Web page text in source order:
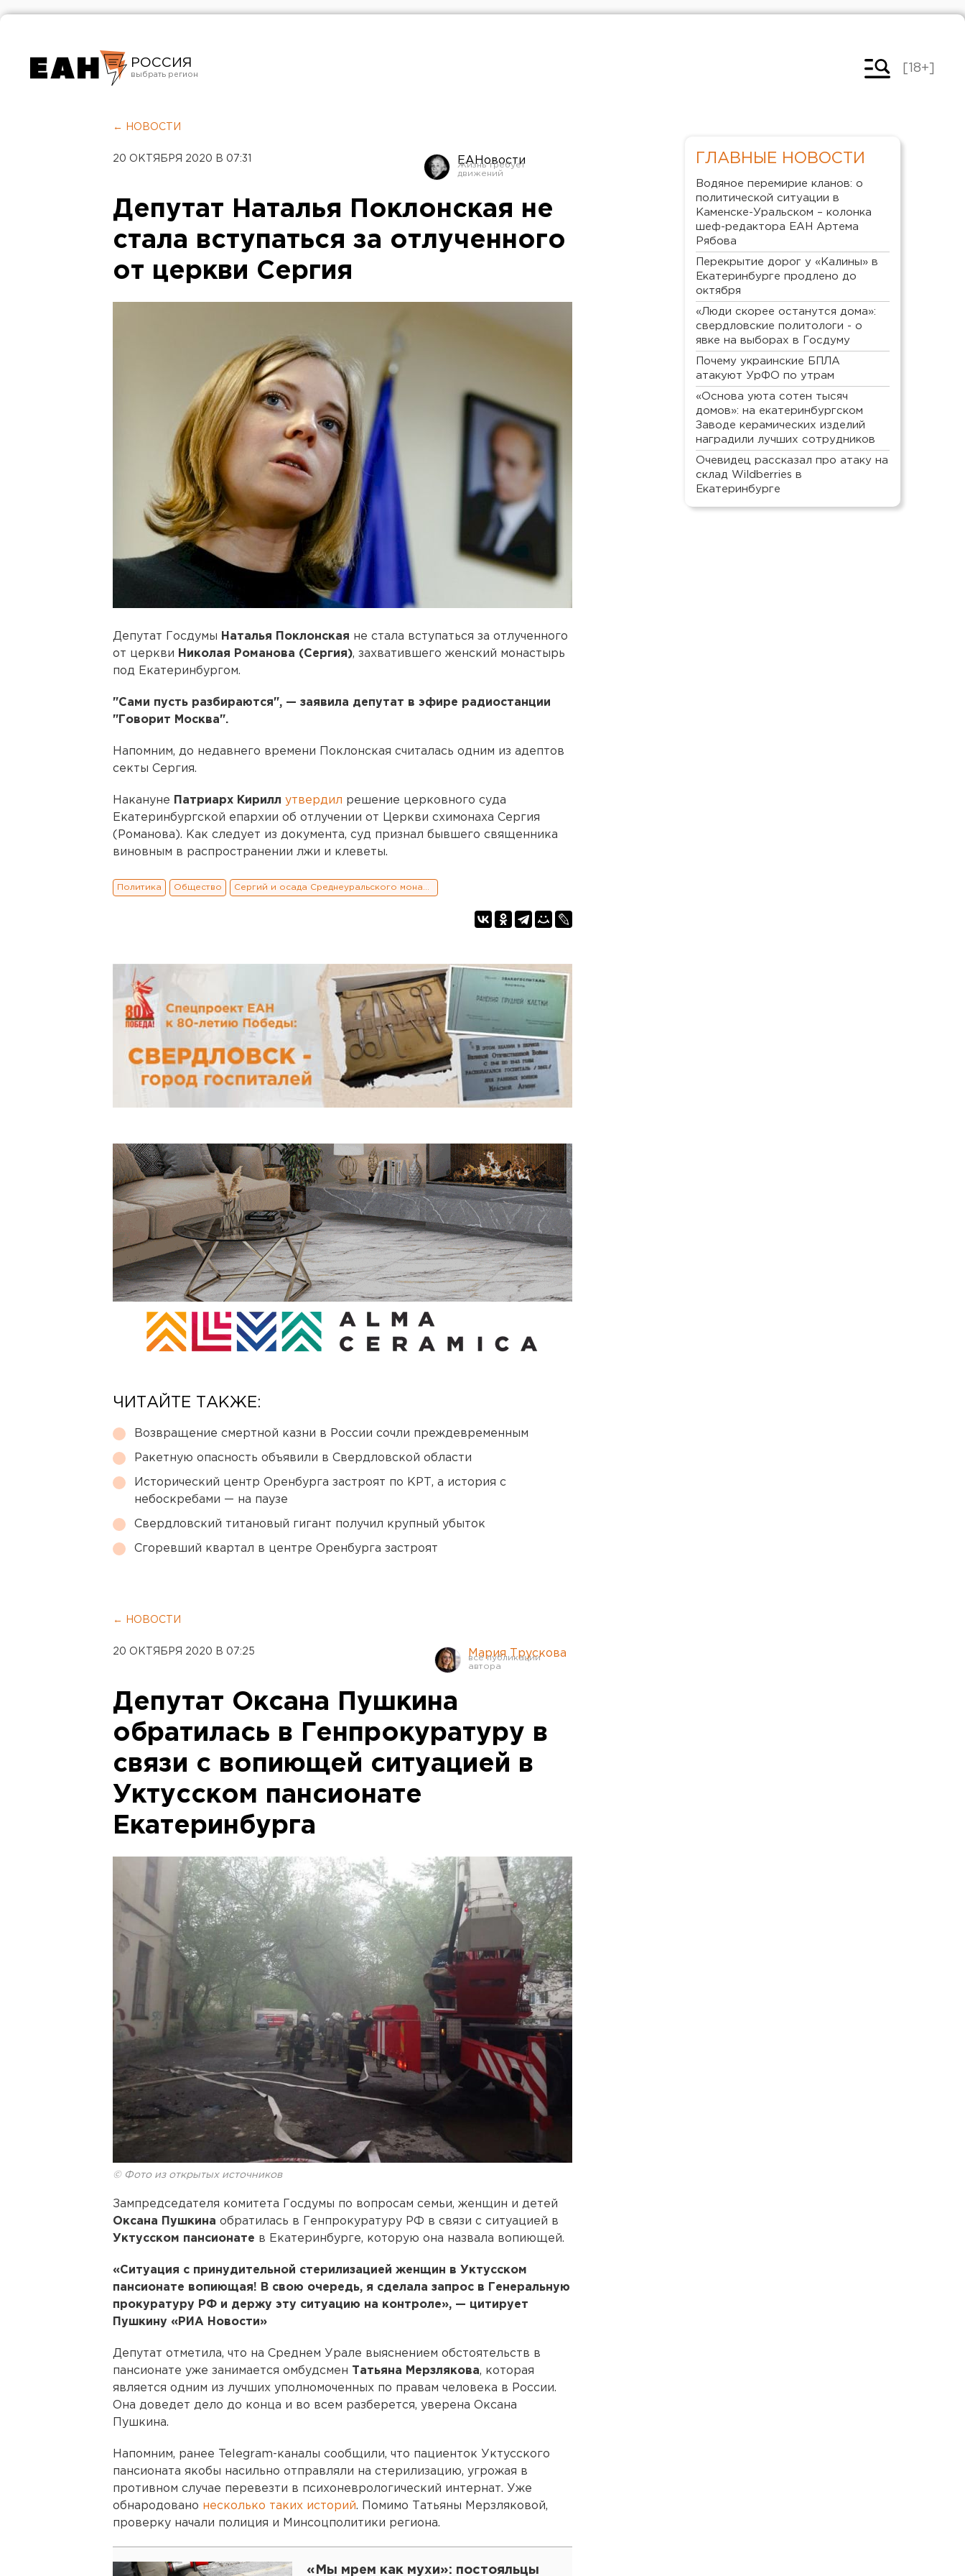
РОССИЯ
Челябинск
[18+]
← НОВОСТИ
20 ОКТЯБРЯ 2020 В 07:31 ЕАНовости
Депутат Наталья Поклонская не
стала вступаться за отлученного
от церкви Сергия
Депутат Госдумы Наталья Поклонская не стала вступаться за отлученного
от церкви Николая Романова (Сергия), захватившего женский монастырь
под Екатеринбургом.
"Сами пусть разбираются", — заявила депутат в эфире радиостанции
"Говорит Москва".
Напомним, до недавнего времени Поклонская считалась одним из адептов
секты Сергия.
Накануне Патриарх Кирилл утвердил решение церковного суда
Екатеринбургской епархии об отлучении от Церкви схимонаха Сергия
(Романова). Как следует из документа, суд признал бывшего священника
виновным в распространении лжи и клеветы.
Политика Общество
ЧИТАЙТЕ ТАКЖЕ:
Возвращение смертной казни в России сочли преждевременным
Ракетную опасность объявили в Свердловской области
Исторический центр Оренбурга застроят по КРТ, а история с
небоскребами — на паузе
Свердловский титановый гигант получил крупный убыток
Сгоревший квартал в центре Оренбурга застроят
← НОВОСТИ
20 ОКТЯБРЯ 2020 В 07:25 Мария Трускова
Депутат Оксана Пушкина
обратилась в Генпрокуратуру в
связи с вопиющей ситуацией в
Уктусском пансионате
Екатеринбурга
© Фото из открытых источников
Зампредседателя комитета Госдумы по вопросам семьи, женщин и детей
Оксана Пушкина обратилась в Генпрокуратуру РФ в связи с ситуацией в
Уктусском пансионате в Екатеринбурге, которую она назвала вопиющей.
«Ситуация с принудительной стерилизацией женщин в Уктусском
пансионате вопиющая! В свою очередь, я сделала запрос в Генеральную
прокуратуру РФ и держу эту ситуацию на контроле», — цитирует
Пушкину «РИА Новости»
Депутат отметила, что на Среднем Урале выяснением обстоятельств в
пансионате уже занимается омбудсмен Татьяна Мерзлякова, которая
является одним из лучших уполномоченных по правам человека в России.
Она доведет дело до конца и во всем разберется, уверена Оксана
Пушкина.
Напомним, ранее Telegram-каналы сообщили, что пациенток Уктусского
пансионата якобы насильно отправляли на стерилизацию, угрожая в
противном случае перевезти в психоневрологический интернат. Уже
обнародовано несколько таких историй. Помимо Татьяны Мерзляковой,
проверку начали полиция и Минсоцполитики региона.
«Мы мрем как мухи»: постояльцы
ГЛАВНЫЕ НОВОСТИ
Водяное перемирие кланов: о
политической ситуации в
Каменске-Уральском – колонка
шеф-редактора ЕАН Артема
Рябова
Перекрытие дорог у «Калины» в
Екатеринбурге продлено до
октября
«Люди скорее останутся дома»:
свердловские политологи - о
явке на выборах в Госдуму
Почему украинские БПЛА
атакуют УрФО по утрам
«Основа уюта сотен тысяч
домов»: на екатеринбургском
Заводе керамических изделий
наградили лучших сотрудников
Очевидец рассказал про атаку на
склад Wildberries в
Екатеринбурге